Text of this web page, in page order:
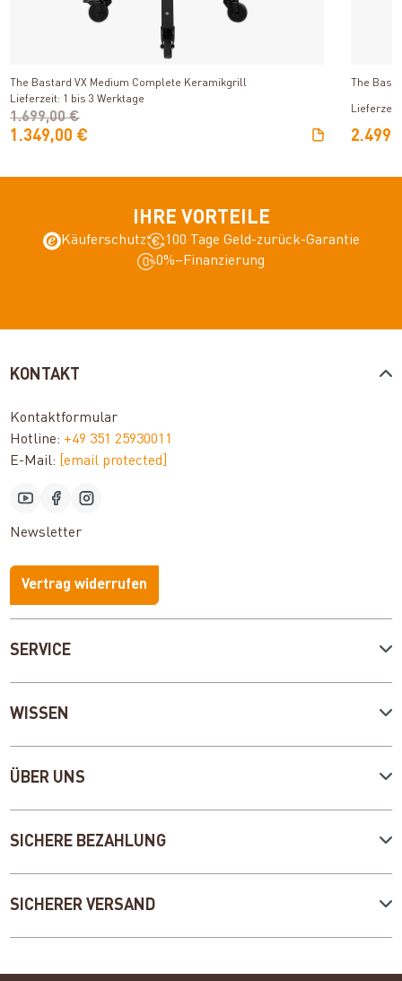
Produkt ansehen
The Bastard VX Medium Complete Keramikgrill
Lieferzeit: 1 bis 3 Werktage
1.349,00 €
1.699,00 €
The
IHRE VORTEILE
Käuferschutz
100 Tage Geld-zurück-Garantie
0%–Finanzierung
SERVICE
WISSEN
ÜBER UNS
KONTAKT
Kontaktformular
Hotline: +49 351 25930011
E-Mail: [email protected]
Newsletter
Vertrag widerrufen
SICHERE BEZAHLUNG
SICHERER VERSAND